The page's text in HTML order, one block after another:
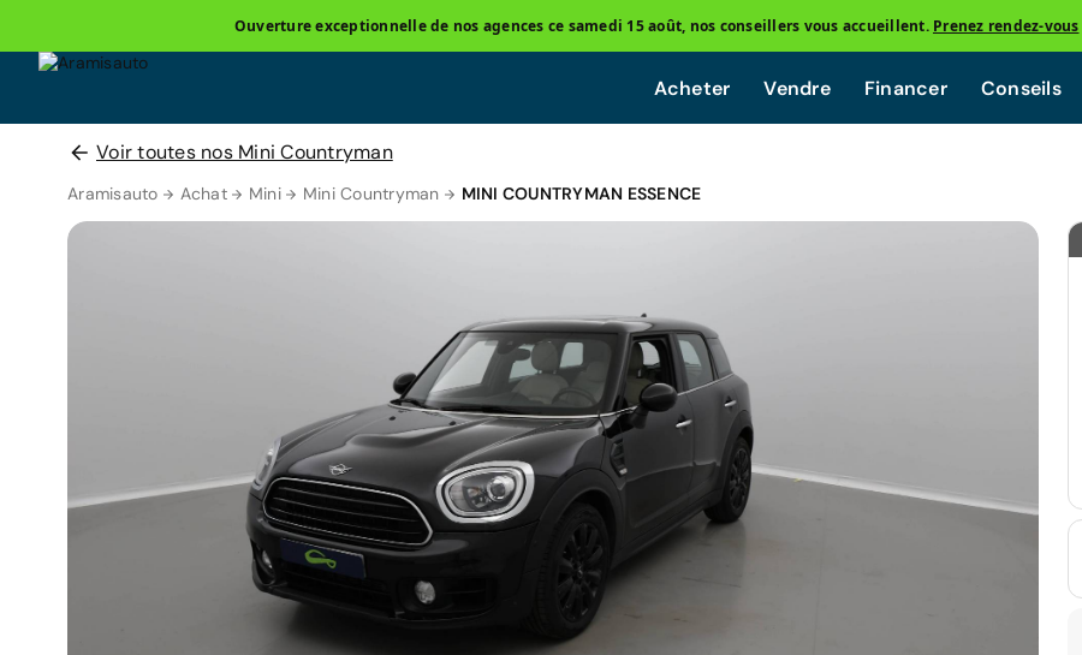
Ouverture exceptionnelle de nos agences ce samedi 15 août, nos conseillers vous accueillent. Prenez rendez-vous
Acheter Vendre Financer Conseils
Voir toutes nos Mini Countryman
Aramisauto Achat Mini Mini Countryman MINI COUNTRYMAN ESSENCE